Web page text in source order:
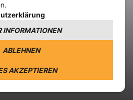
können Sie von Ihrem
Klicken Sie dazu auf
folgen Sie den Anweisungen.
WIDERRUFEN
Leistungsbeschreibungen
Impressum
INFORMATIONEN
ABLEHNEN
AKZEPTIEREN